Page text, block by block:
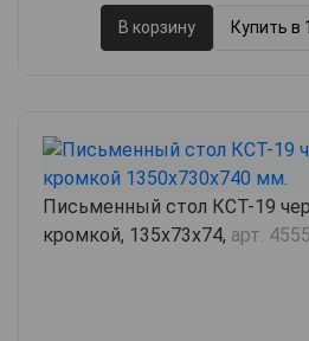
В корзину Купить в
Письменный стол КСТ-19
кромкой, 135х73х74, арт.